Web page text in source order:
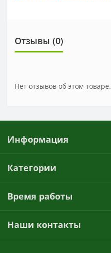
Отзывы (0)
Нет отзывов об этом товаре.
Информация
Категории
Время работы
Наши контакты